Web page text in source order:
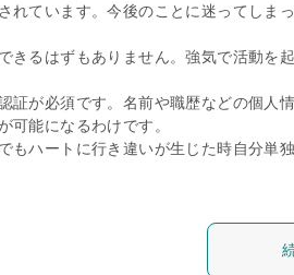
れています。今後のことに迷ってしま
きるはずもありません。強気で活動を
証が必須です。名前や職歴などの個人
可能になるわけです。
もハートに行き違いが生じた時自分単